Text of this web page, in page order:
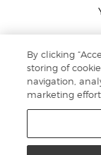
Ilmainen
Email:
By clicking
storing of
navigation,
marketing